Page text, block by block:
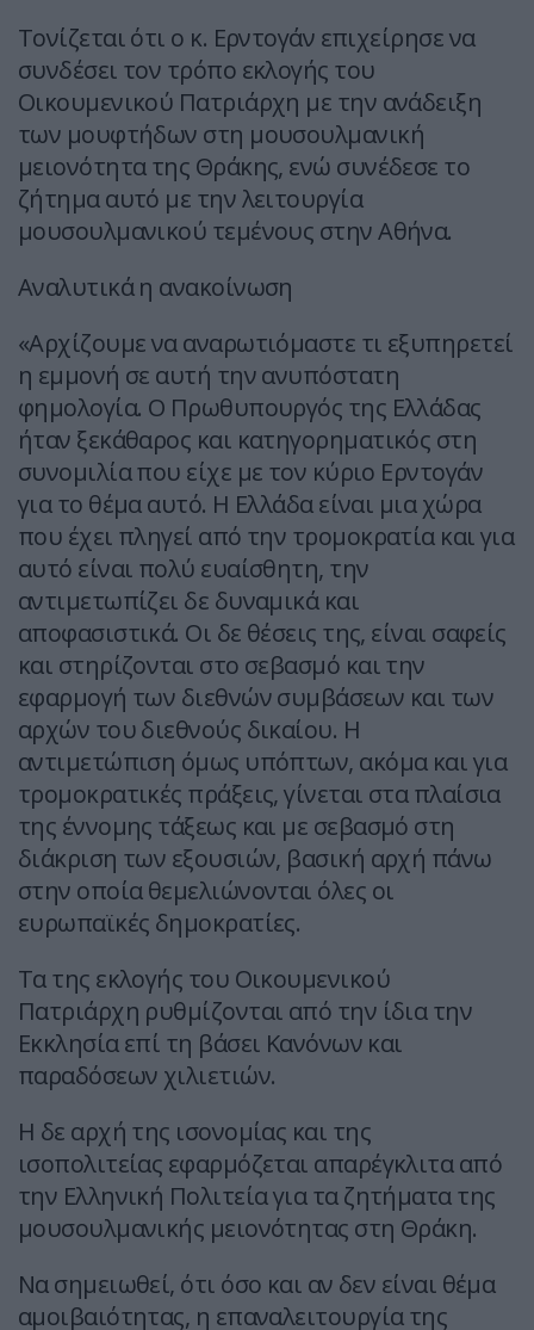
Τονίζεται ότι ο κ. Ερντογάν επιχείρησε να
συνδέσει τον τρόπο εκλογής του
Οικουμενικού Πατριάρχη με την ανάδειξη
των μουφτήδων στη μουσουλμανική
μειονότητα της Θράκης, ενώ συνέδεσε το
ζήτημα αυτό με την λειτουργία
μουσουλμανικού τεμένους στην Αθήνα.
Αναλυτικά η ανακοίνωση
«Αρχίζουμε να αναρωτιόμαστε τι εξυπηρετεί
η εμμονή σε αυτή την ανυπόστατη
φημολογία. Ο Πρωθυπουργός της Ελλάδας
ήταν ξεκάθαρος και κατηγορηματικός στη
συνομιλία που είχε με τον κύριο Ερντογάν
για το θέμα αυτό. Η Ελλάδα είναι μια χώρα
που έχει πληγεί από την τρομοκρατία και για
αυτό είναι πολύ ευαίσθητη, την
αντιμετωπίζει δε δυναμικά και
αποφασιστικά. Οι δε θέσεις της, είναι σαφείς
και στηρίζονται στο σεβασμό και την
εφαρμογή των διεθνών συμβάσεων και των
αρχών του διεθνούς δικαίου. H
αντιμετώπιση όμως υπόπτων, ακόμα και για
τρομοκρατικές πράξεις, γίνεται στα πλαίσια
της έννομης τάξεως και με σεβασμό στη
διάκριση των εξουσιών, βασική αρχή πάνω
στην οποία θεμελιώνονται όλες οι
ευρωπαϊκές δημοκρατίες.
Τα της εκλογής του Οικουμενικού
Πατριάρχη ρυθμίζονται από την ίδια την
Εκκλησία επί τη βάσει Κανόνων και
παραδόσεων χιλιετιών.
Η δε αρχή της ισονομίας και της
ισοπολιτείας εφαρμόζεται απαρέγκλιτα από
την Ελληνική Πολιτεία για τα ζητήματα της
μουσουλμανικής μειονότητας στη Θράκη.
Να σημειωθεί, ότι όσο και αν δεν είναι θέμα
αμοιβαιότητας, η επαναλειτουργία της